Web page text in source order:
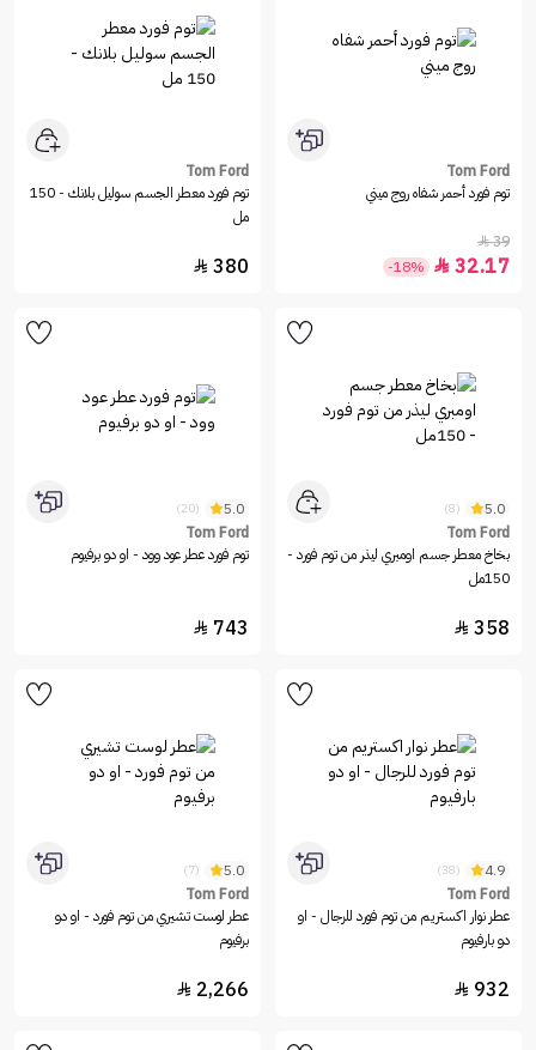
Tom Ford
توم فورد أحمر شفاه روج ميني
39

32.17

-18%
Tom Ford
توم فورد معطر الجسم سوليل بلانك - 150
مل
380

5.0
(8)
Tom Ford
بخاخ معطر جسم اومبري ليذر من توم فورد -
150مل
358

5.0
(20)
Tom Ford
توم فورد عطر عود وود - او دو برفيوم
743

4.9
(38)
Tom Ford
عطر نوار اكستريم من توم فورد للرجال - او
دو بارفيوم
932

5.0
(7)
Tom Ford
عطر لوست تشيري من توم فورد - او دو
برفيوم
2,266
